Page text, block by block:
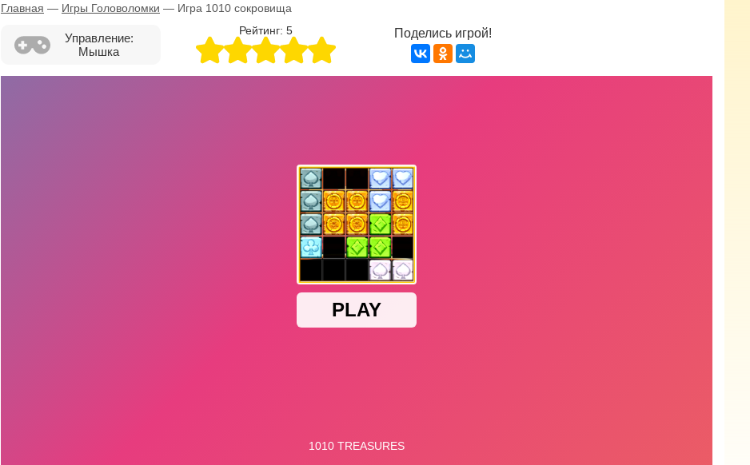
Главная — Игры Головоломки — Игра 1010 сокровища
Управление:
Мышка
Рейтинг: 5 Поделись игрой!